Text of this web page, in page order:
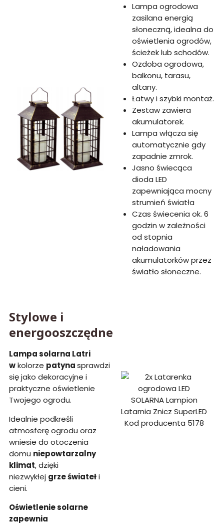
Lampa ogrodowa
zasilana energią
słoneczną, idealna do
oświetlenia ogrodów,
ścieżek lub schodów.
Ozdoba ogrodowa,
balkonu, tarasu,
altany.
Łatwy i szybki montaż.
Zestaw zawiera
akumulatorek.
Lampa włącza się
automatycznie gdy
zapadnie zmrok.
Jasno świecąca
dioda LED
zapewniająca mocny
strumień światła
Czas świecenia ok. 6
godzin w zależności
od stopnia
naładowania
akumulatorków przez
światło słoneczne.
Stylowe i
energooszczędne
Lampa solarna Latri
wkolorze patynasprawdzi
się jako dekoracyjne i
praktyczne oświetlenie
Twojego ogrodu.
Idealnie podkreśli
atmosferę ogrodu oraz
wniesie do otoczenia
domu niepowtarzalny
klimat, dzięki
niezwykłej grze światełi
cieni.
Oświetlenie solarne
zapewnia